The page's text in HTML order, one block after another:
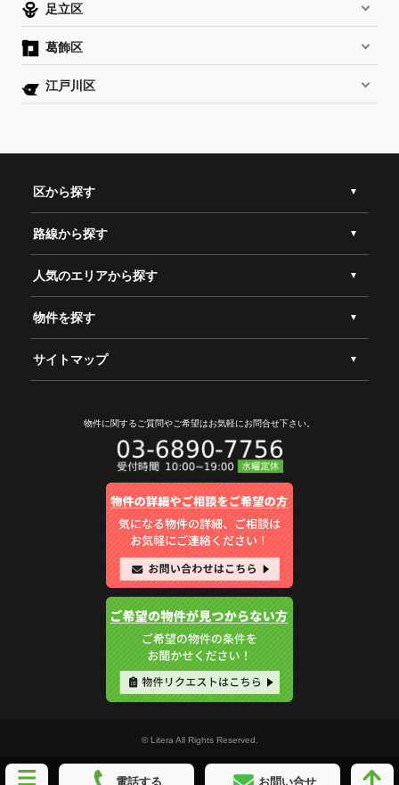
足立区
葛飾区
江戸川区
区から探す
路線から探す
人気のエリアから探す
物件を探す
サイトマップ
物件に関するご質問やご希望はお気軽にお問合せ下さい。
© Litera All Rights Reserved.
電話する お問い合せ